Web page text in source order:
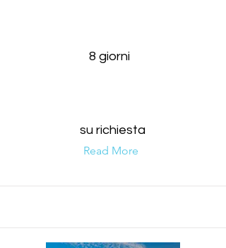
8 giorni
su richiesta
Read More